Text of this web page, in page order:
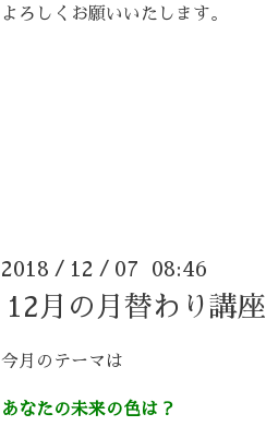
よろしくお願いいたします。
2018 / 12 / 07 08:46
12月の月替わり講座
今月のテーマは
あなたの未来の色は？